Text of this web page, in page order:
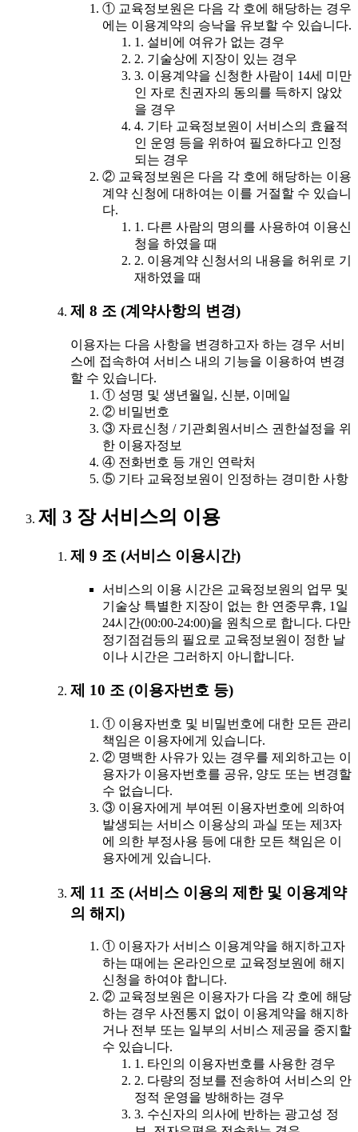
① 교육정보원은 다음 각 호에 해당하는 경우
에는 이용계약의 승낙을 유보할 수 있습니다.
1. 설비에 여유가 없는 경우
2. 기술상에 지장이 있는 경우
3. 이용계약을 신청한 사람이 14세 미만
인 자로 친권자의 동의를 득하지 않았
을 경우
4. 기타 교육정보원이 서비스의 효율적
인 운영 등을 위하여 필요하다고 인정
되는 경우
② 교육정보원은 다음 각 호에 해당하는 이용
계약 신청에 대하여는 이를 거절할 수 있습니
다.
1. 다른 사람의 명의를 사용하여 이용신
청을 하였을 때
2. 이용계약 신청서의 내용을 허위로 기
재하였을 때
제 8 조 (계약사항의 변경)
이용자는 다음 사항을 변경하고자 하는 경우 서비
스에 접속하여 서비스 내의 기능을 이용하여 변경
할 수 있습니다.
① 성명 및 생년월일, 신분, 이메일
② 비밀번호
③ 자료신청 / 기관회원서비스 권한설정을 위
한 이용자정보
④ 전화번호 등 개인 연락처
⑤ 기타 교육정보원이 인정하는 경미한 사항
제 3 장 서비스의 이용
제 9 조 (서비스 이용시간)
서비스의 이용 시간은 교육정보원의 업무 및
기술상 특별한 지장이 없는 한 연중무휴, 1일
24시간(00:00-24:00)을 원칙으로 합니다. 다만
정기점검등의 필요로 교육정보원이 정한 날
이나 시간은 그러하지 아니합니다.
제 10 조 (이용자번호 등)
① 이용자번호 및 비밀번호에 대한 모든 관리
책임은 이용자에게 있습니다.
② 명백한 사유가 있는 경우를 제외하고는 이
용자가 이용자번호를 공유, 양도 또는 변경할
수 없습니다.
③ 이용자에게 부여된 이용자번호에 의하여
발생되는 서비스 이용상의 과실 또는 제3자
에 의한 부정사용 등에 대한 모든 책임은 이
용자에게 있습니다.
제 11 조 (서비스 이용의 제한 및 이용계약
의 해지)
① 이용자가 서비스 이용계약을 해지하고자
하는 때에는 온라인으로 교육정보원에 해지
신청을 하여야 합니다.
② 교육정보원은 이용자가 다음 각 호에 해당
하는 경우 사전통지 없이 이용계약을 해지하
거나 전부 또는 일부의 서비스 제공을 중지할
수 있습니다.
1. 타인의 이용자번호를 사용한 경우
2. 다량의 정보를 전송하여 서비스의 안
정적 운영을 방해하는 경우
3. 수신자의 의사에 반하는 광고성 정